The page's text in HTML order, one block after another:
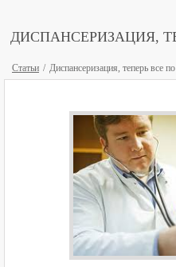
ДИСПАНСЕРИЗАЦИЯ,
Статьи Диспансеризация, теперь все